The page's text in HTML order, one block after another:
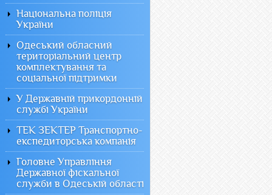
Національна поліція
України
Одеський обласний
територіальний центр
комплектування та
соціальної підтримки
У Державній прикордонній
службі України
ТЕК ЗЕКТЕР Транспортно-
експедиторська компанія
Головне Управління
Державної фіскальної
служби в Одеській області